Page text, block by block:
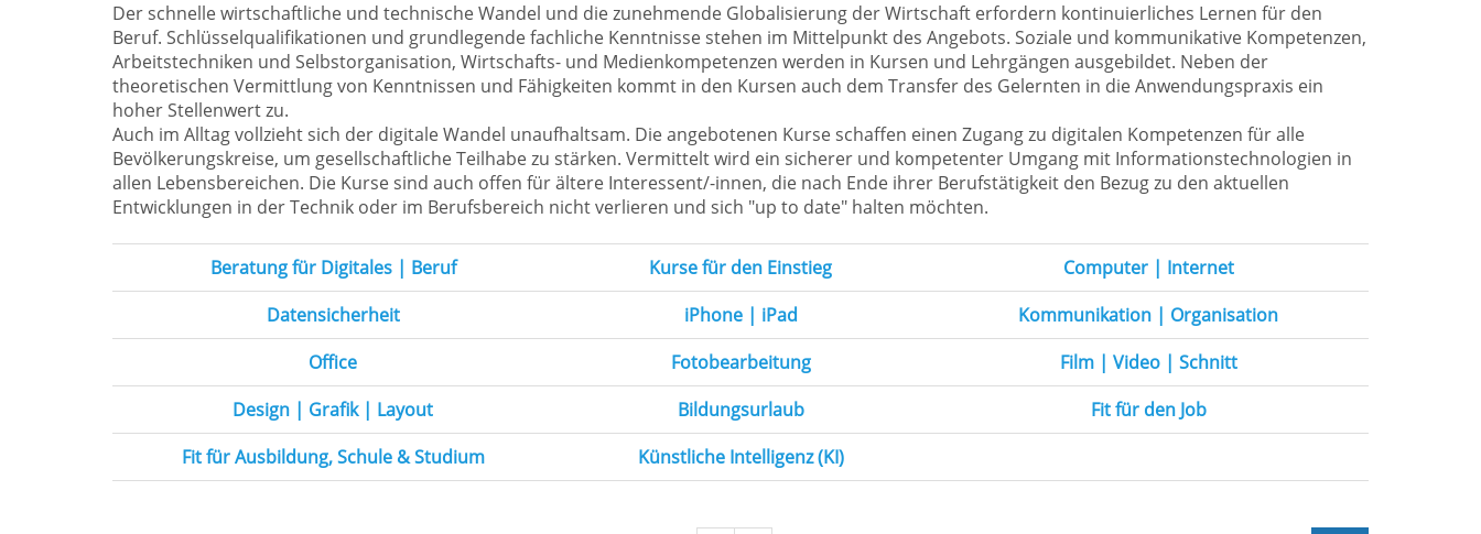
Der schnelle wirtschaftliche und technische Wandel und die zunehmende Globalisierung der Wirtschaft erfordern kontinuierliches Lernen für den
Beruf. Schlüsselqualifikationen und grundlegende fachliche Kenntnisse stehen im Mittelpunkt des Angebots. Soziale und kommunikative Kompetenzen,
Arbeitstechniken und Selbstorganisation, Wirtschafts- und Medienkompetenzen werden in Kursen und Lehrgängen ausgebildet. Neben der
theoretischen Vermittlung von Kenntnissen und Fähigkeiten kommt in den Kursen auch dem Transfer des Gelernten in die Anwendungspraxis ein
hoher Stellenwert zu.
Auch im Alltag vollzieht sich der digitale Wandel unaufhaltsam. Die angebotenen Kurse schaffen einen Zugang zu digitalen Kompetenzen für alle
Bevölkerungskreise, um gesellschaftliche Teilhabe zu stärken. Vermittelt wird ein sicherer und kompetenter Umgang mit Informationstechnologien in
allen Lebensbereichen. Die Kurse sind auch offen für ältere Interessent/-innen, die nach Ende ihrer Berufstätigkeit den Bezug zu den aktuellen
Entwicklungen in der Technik oder im Berufsbereich nicht verlieren und sich "up to date" halten möchten.
Beratung für Digitales | Beruf Kurse für den Einstieg
Computer | Internet
Datensicherheit
iPhone | iPad
Kommunikation | Organisation
Office
Fotobearbeitung
Film | Video | Schnitt
Design | Grafik | Layout
Bildungsurlaub
Fit für den Job
Fit für Ausbildung, Schule & Studium
Künstliche Intelligenz (KI)